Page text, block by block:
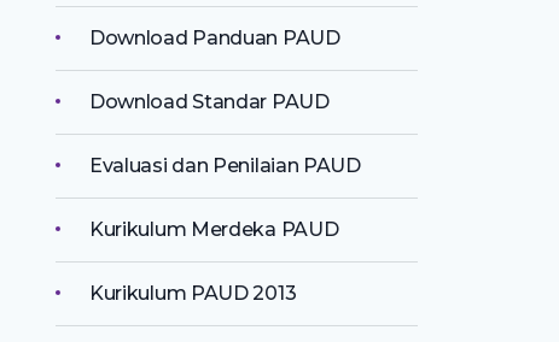
Download Panduan PAUD
Download Standar PAUD
Evaluasi dan Penilaian PAUD
Kurikulum Merdeka PAUD
Kurikulum PAUD 2013